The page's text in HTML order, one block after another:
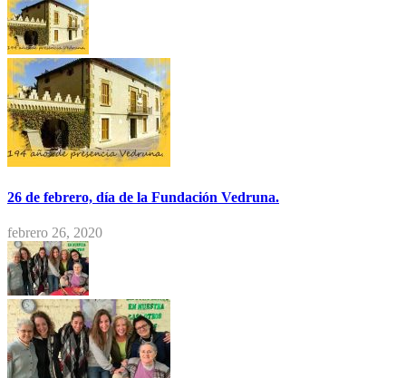
26 de febrero, día de la Fundación Vedruna.
febrero 26, 2020